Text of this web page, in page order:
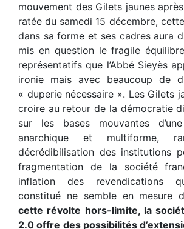
mouvement des Gilets jaunes
ratée du samedi 15 décembre,
dans sa forme et ses cadres aura
mis en question le fragile
représentatifs que l’Abbé Sieyès
ironie mais avec beaucoup de
« duperie nécessaire ». Les Gilets
croire au retour de la démocratie
sur les bases mouvantes
anarchique et multiforme,
décrédibilisation des institutions
fragmentation de la société
inflation des revendications
constitué ne semble en mesure
cette révolte hors-limite, la
2.0 offre des possibilités